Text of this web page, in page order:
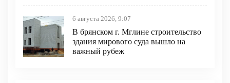
6 августа 2026, 9:07
В брянском г. Мглине строительство
здания мирового суда вышло на
важный рубеж